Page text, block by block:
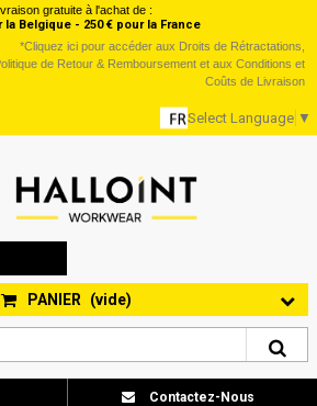
gratuite à l'achat de :
la Belgique - 250 € pour la France
*Cliquez ici pour accéder aux Droits de Rétractations,
de Retour & Remboursement et aux Conditions et
Coûts de Livraison
Select Language ▼
PANIER (vide)
Contactez-Nous